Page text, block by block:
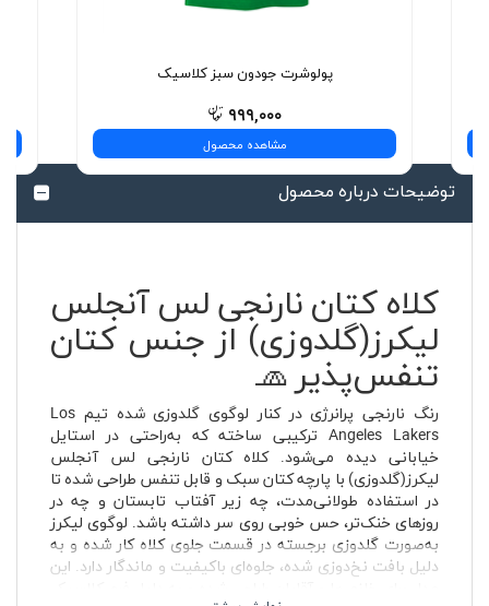
پولوشرت جودون سبز کلاسیک
۹۹۹,۰۰۰
مشاهده محصول
توضیحات درباره محصول
کلاه کتان نارنجی لس آنجلس
لیکرز(گلدوزی) از جنس کتان
تنفس‌پذیر 🧢
رنگ نارنجی پرانرژی در کنار لوگوی گلدوزی شده تیم Los
Angeles Lakers ترکیبی ساخته که به‌راحتی در استایل
خیابانی دیده می‌شود. کلاه کتان نارنجی لس آنجلس
لیکرز(گلدوزی) با پارچه کتان سبک و قابل تنفس طراحی شده تا
در استفاده طولانی‌مدت، چه زیر آفتاب تابستان و چه در
روزهای خنک‌تر، حس خوبی روی سر داشته باشد. لوگوی لیکرز
به‌صورت گلدوزی برجسته در قسمت جلوی کلاه کار شده و به
دلیل بافت نخ‌دوزی شده، جلوه‌ای باکیفیت و ماندگار دارد. این